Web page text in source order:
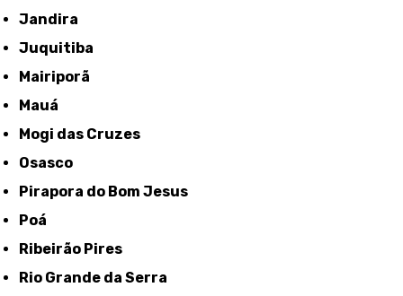
Jandira
Juquitiba
Mairiporã
Mauá
Mogi das Cruzes
Osasco
Pirapora do Bom Jesus
Poá
Ribeirão Pires
Rio Grande da Serra